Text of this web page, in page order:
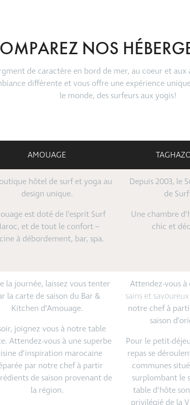
NOS
de caractère en bord de mer, au coeur et
différente et vous offre une expérience
le monde, des surfeurs aux yogis!
AMOUAGE
hôtel de surf et yoga au
design unique.
est doté de l’esprit Surf
et de tout le confort –
à débordement, bar, spa.
Depuis 2003, le
de
Une chambre
chic et
la journée, laissez vous tenter
la carte de saison du Bar &
Kitchen d’Amouage.
joignez vous à notre table
Attendez-vous à une superbe
d’inspiration marocaine
par notre chef à partir
de saison provenant de
la région.
Attendez-vous à
sains et savoureux
notre chef à
saison
Pour le petit-
repas se
communes
surplombant le
table d’hôte
privilégié de la